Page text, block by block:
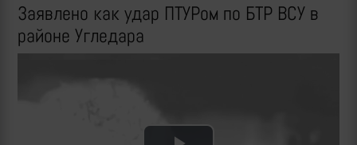
Заявлено как удар ПТУРом по БТР ВСУ в
районе Угледара